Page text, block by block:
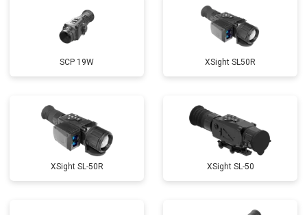
SCP 19W ХSight SL50R
XSight SL-50R XSight SL-50